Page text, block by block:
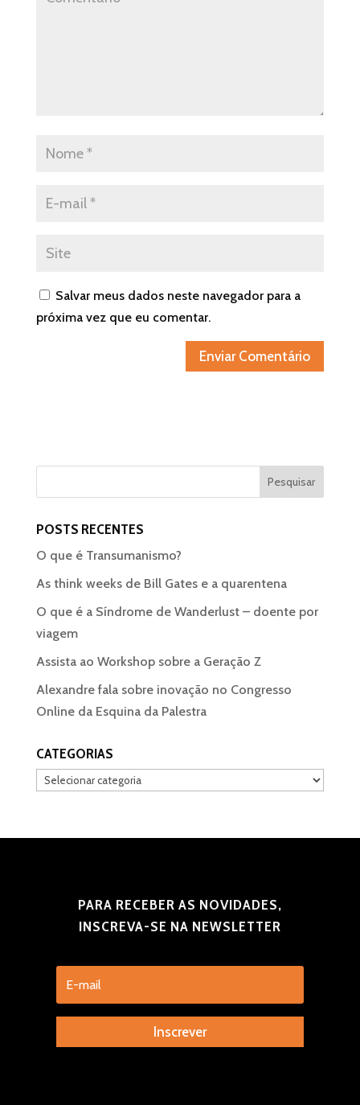
Salvar meus dados neste navegador para a
próxima vez que eu comentar.
POSTS RECENTES
O que é Transumanismo?
As think weeks de Bill Gates e a quarentena
O que é a Síndrome de Wanderlust – doente por
viagem
Assista ao Workshop sobre a Geração Z
Alexandre fala sobre inovação no Congresso
Online da Esquina da Palestra
CATEGORIAS
Categorias
PARA RECEBER AS NOVIDADES,
INSCREVA-SE NA NEWSLETTER
Inscrever